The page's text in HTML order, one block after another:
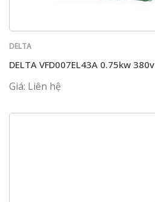
DELTA
DELTA VFD007EL43A 0.75kw 380v
Giá: Liên hệ